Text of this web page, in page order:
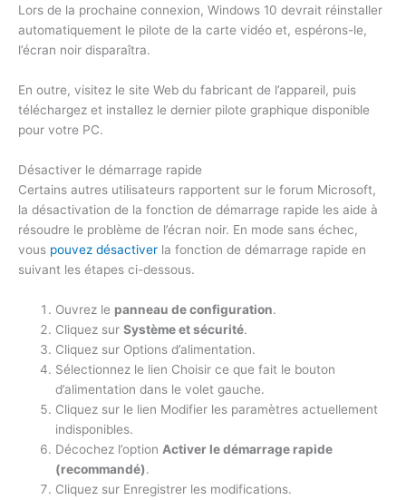
Lors de la prochaine connexion, Windows 10 devrait réinstaller
automatiquement le pilote de la carte vidéo et, espérons-le,
l’écran noir disparaîtra.
En outre, visitez le site Web du fabricant de l’appareil, puis
téléchargez et installez le dernier pilote graphique disponible
pour votre PC.
Désactiver le démarrage rapide
Certains autres utilisateurs rapportent sur le forum Microsoft,
la désactivation de la fonction de démarrage rapide les aide à
résoudre le problème de l’écran noir. En mode sans échec,
vous pouvez désactiver la fonction de démarrage rapide en
suivant les étapes ci-dessous.
Ouvrez le panneau de configuration.
Cliquez surSystème et sécurité.
Cliquez sur Options d’alimentation.
Sélectionnez le lien Choisir ce que fait le bouton
d’alimentation dans le volet gauche.
Cliquez sur le lien Modifier les paramètres actuellement
indisponibles.
Décochez l’option Activer le démarrage rapide
(recommandé).
Cliquez sur Enregistrer les modifications.